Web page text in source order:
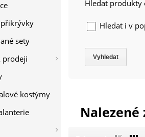
sety
prodeji
kostýmy
Hledat produkty
Hledat i v
Nalezené